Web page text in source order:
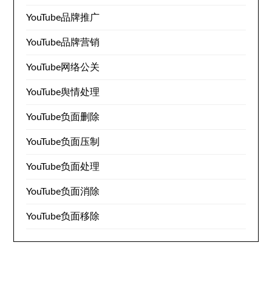
YouTube品牌推广
YouTube品牌营销
YouTube网络公关
YouTube舆情处理
YouTube负面删除
YouTube负面压制
YouTube负面处理
YouTube负面消除
YouTube负面移除